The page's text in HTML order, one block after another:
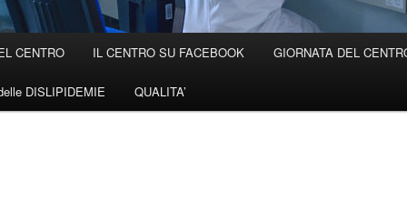
CENTRO IL CENTRO SU FACEBOOK GIORNATA DEL
DISLIPIDEMIE QUALITA’